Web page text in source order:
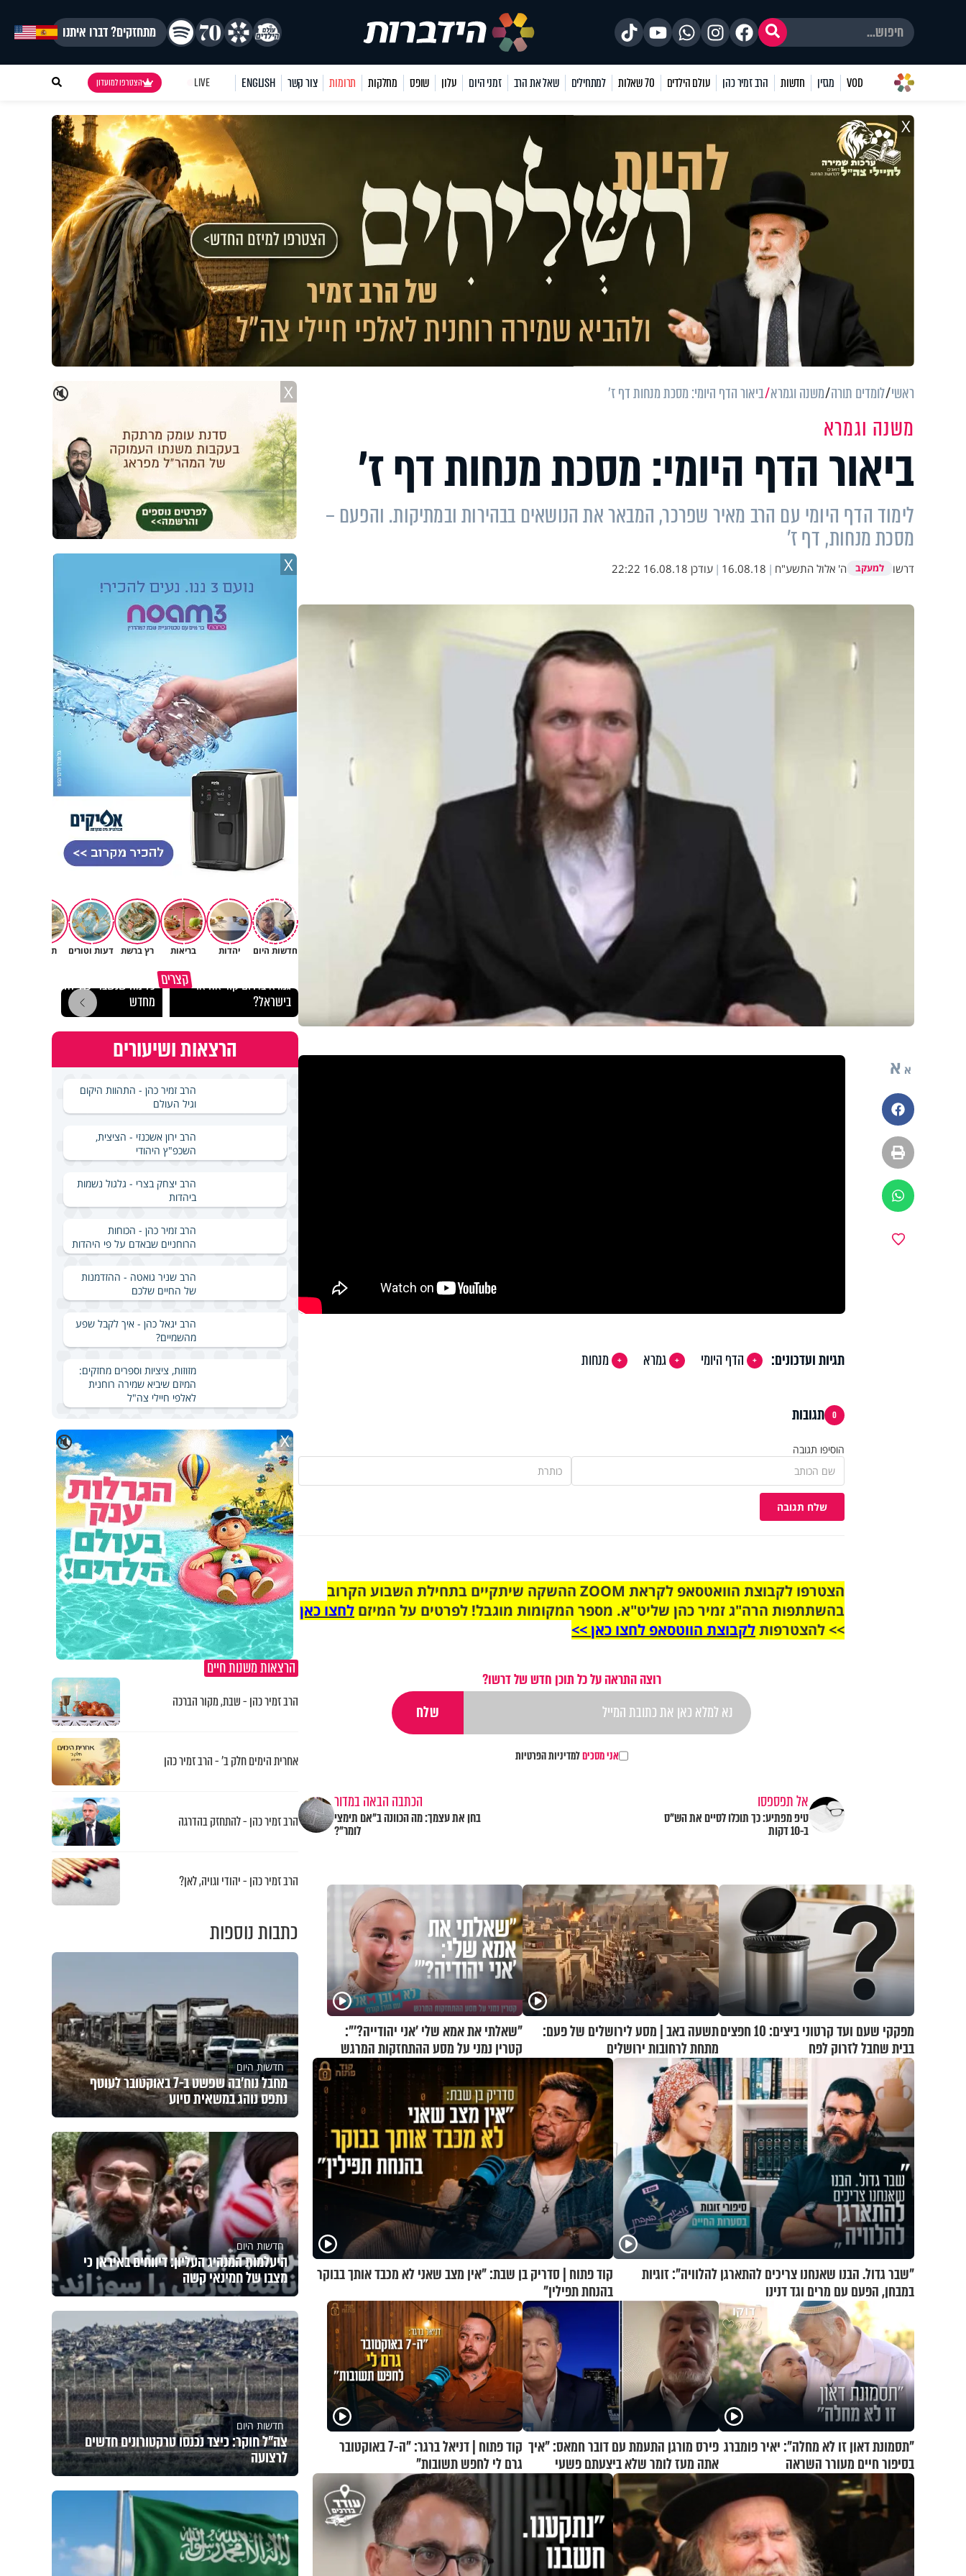
מתחזקים? דברו איתנו
VOD מגזין חדשות הרב זמיר כהן עולם הילדים 70 שאלות למתחילים שאל את הרב זמני היום עלון שופס מחלקות תרומות צור קשר ENGLISH
LIVE הצטרפו למועדון
X
ראשי לומדים תורה משנה וגמרא ביאור הדף היומי: מסכת מנחות דף ז'
משנה וגמרא
ביאור הדף היומי: מסכת מנחות דף ז'
לימוד הדף היומי עם הרב מאיר שפרכר, המבאר את הנושאים בבהירות ובמתיקות. והפעם –
מסכת מנחות, דף ז'
דרשו למעקב ה' אלול התשע"ח |
16.08.18
| עודכן 16.08.18 22:22
א א
פייסבוק
הדפסה
ווטסאפ
תגיות ועדכונים: הדף היומי גמרא מנחות
0 תגובות
הוסיפו תגובה
שלח תגובה
הצטרפו לקבוצת הוואטסאפ לקראת ZOOM ההשקה שיתקיים בתחילת השבוע הקרוב
בהשתתפות הרה"ג זמיר כהן שליט"א. מספר המקומות מוגבל! לפרטים על המיזם לחצו כאן
>> להצטרפותלקבוצת הווטסאפ לחצו כאן >>
רוצה התראה על כל תוכן חדש של דרשו?
אני מסכיםלמדיניות הפרטיות
אל תפספסו
טיפ מפתיע: כך תוכלו לסיים את הש"ס
ב-10 דקות
הכתבה הבאה במדור
בחן את עצמך: מה הכוונה ב"אם תימצי
לומר"?
מפקקי שעם ועד קרטוני ביצים: 10 חפצים
בבית שחבל לזרוק לפח
תשעה באב | מסע לירושלים של פעם:
מתחת לרחובות ירושלים
"שאלתי את אמא שלי 'אני יהודייה?'":
קטרין נמני על מסע ההתחזקות המרגש
"שבר גדול. הבנו שאנחנו צריכים להתארגן להלוויה": זוגיות
במבחן, הפעם עם מרים וגד דנינו
קוד פתוח | סדריק בן שבת: "אין מצב שאני לא מכבד אותך בבוקר
בהנחת תפילין"
"תסמונת דאון זו לא מחלה": יאיר פומברג
בסיפור חיים מעורר השראה
פירס מורגן התעמת עם דובר חמאס: "איך
אתה מעז לומר שלא ביצעתם פשעי
מלחמה?!"
קוד פתוח | דניאל ברגר: "ה-7 באוקטובר
גרם לי לחפש תשובות"
🔇 X
X
חדשות היום יהדות בריאות רץ ברשת דעות וטורים תרבות
קצרים גמרא בדרום קוריאה או
בישראל?
כל מה שנשבר יכול להיבנות
מחדש
הרצאות ושיעורים
הרב זמיר כהן - התהוות היקום
וגיל העולם
הרב ירון אשכנזי - הציצית,
השכפ"ץ היהודי
הרב יצחק בצרי - גלגול נשמות
ביהדות
הרב זמיר כהן - הכוחות
הרוחניים שבאדם על פי היהדות
הרב שניר גואטה - ההזדמנות
של החיים שלכם
הרב יגאל כהן - איך לקבל שפע
מהשמיים?
מזוזות, ציציות וספרים מחזקים:
המיזם שיביא שמירה רוחנית
לאלפי חיילי צה"ל
🔇 X
הרצאות משנות חיים
הרב זמיר כהן - שבת, מקור הברכה
אחרית הימים חלק ב’ - הרב זמיר כהן
הרב זמיר כהן - להתחזק בהדרגה
הרב זמיר כהן - יהודי וגויה, לאן?
כתבות נוספות
חדשות היום
מחבל נוח'בה שפשט ב-7 באוקטובר לעוטף
נתפס נוהג במשאית סיוע
חדשות היום
היעלמות המנהיג העליון: דיווחים באיראן כי
מצבו של חמינאי קשה
חדשות היום
צה"ל חוקר: כיצד נכנסו טרקטורונים חדשים
לרצועה